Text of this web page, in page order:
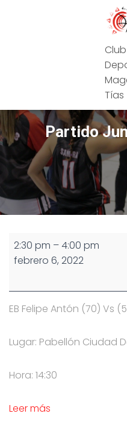
Club
Tías
Partido
Partido
Junior
2:30 pm –4:00 pm
febrero 6, 2022
EB Felipe Antón (70) Vs
Lugar: Pabellón Ciudad
Hora: 14:30
Leer más